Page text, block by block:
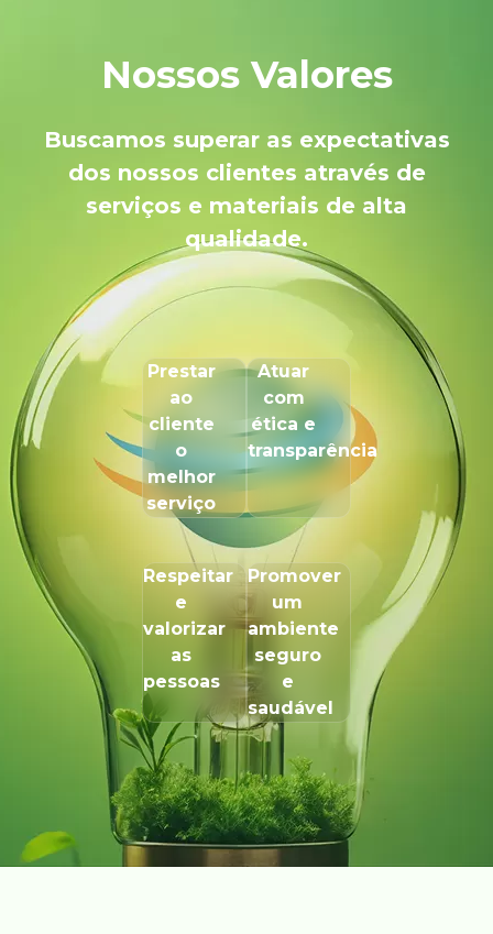
Nossos Valores
Buscamos superar as expectativas
dos nossos clientes através de
serviços e materiais de alta
qualidade.
Prestar
ao
cliente
o
melhor
serviço
Atuar
com
ética e
transparência
Respeitar
e
valorizar
as
pessoas
Promover
um
ambiente
seguro
e
saudável